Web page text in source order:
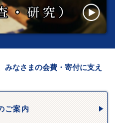
みなさまの会費・寄付に支え
ご案内